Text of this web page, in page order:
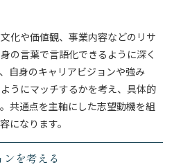
化や価値観、事業内容などのリサ
の言葉で言語化できるように深く
自身のキャリアビジョンや強み
うにマッチするかを考え、具体的
共通点を主軸にした志望動機を組
になります。
を考える